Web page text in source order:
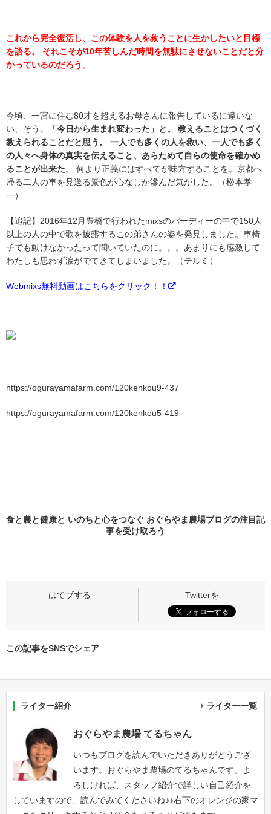
これから完全復活し、この体験を人を救うことに生かしたいと目標
を語る。 それこそが10年苦しんだ時間を無駄にさせないことだと分
かっているのだろう。
今頃、一宮に住む80才を超えるお母さんに報告しているに違いな
い、そう、
「今日から生まれ変わった」と。 教えることはつくづく
教えられることだと思う。 一人でも多くの人を救い、一人でも多く
の人々へ身体の真実を伝えること、あらためて自らの使命を確かめ
ることが出来た。
何より正義にはすべてが味方することを。京都へ
帰る二人の車を見送る景色が心なしか滲んだ気がした。（松本孝
一）
【追記】2016年12月豊橋で行われたmixsのパーディーの中で150人
以上の人の中で歌を披露するこの弟さんの姿を発見しました。車椅
子でも動けなかったって聞いていたのに。。。あまりにも感激して
わたしも思わず涙がでてきてしまいました。（テルミ）
Webmixs無料動画はこちらをクリック！！
https://ogurayamafarm.com/120kenkou9-437
https://ogurayamafarm.com/120kenkou5-419
食と農と健康と いのちと心をつなぐ おぐらやま農場ブログの注目記
事を受け取ろう
この記事をSNSでシェア
ライター紹介 ライター一覧
おぐらやま農場 てるちゃん
いつもブログを読んでいただきありがとうござ
います。おぐらやま農場のてるちゃんです。よ
ろしければ、スタッフ紹介で詳しい自己紹介を
していますので、読んでみてくださいね♪♪右下のオレンジの家マ